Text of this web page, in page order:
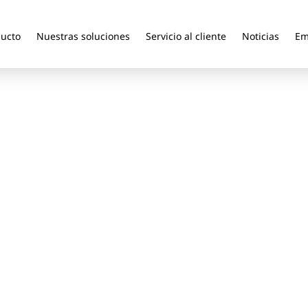
Nuestras soluciones Servicio al cliente Noticias